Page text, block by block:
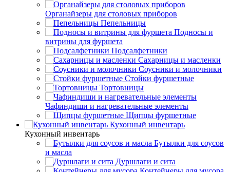
Органайзеры для столовых приборов
Пепельницы
Подносы и
витрины для фуршета
Подсалфетники
Сахарницы и масленки
Соусники и молочники
Стойки фуршетные
Тортовницы
Чафиндиши и нагревательные элементы
Щипцы фуршетные
Кухонный инвентарь
Кухонный инвентарь
Бутылки для соусов
и масла
Дуршлаги и сита